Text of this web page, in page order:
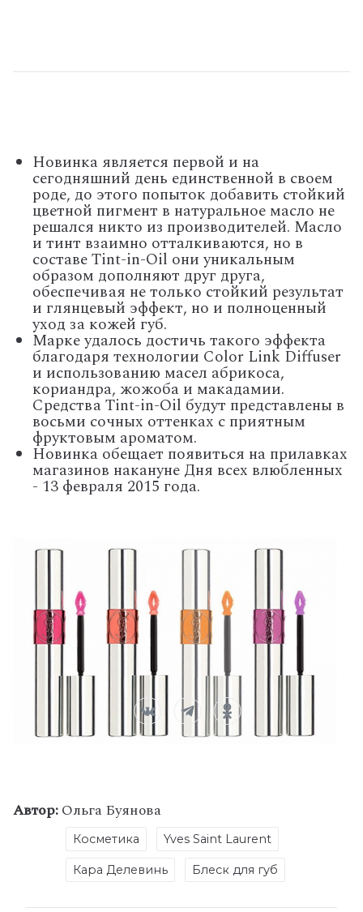
Новинка является первой и на
сегодняшний день единственной в своем
роде, до этого попыток добавить стойкий
цветной пигмент в натуральное масло не
решался никто из производителей. Масло
и тинт взаимно отталкиваются, но в
составе Tint-in-Oil они уникальным
образом дополняют друг друга,
обеспечивая не только стойкий результат
и глянцевый эффект, но и полноценный
уход за кожей губ.
Марке удалось достичь такого эффекта
благодаря технологии Color Link Diffuser
и использованию масел абрикоса,
кориандра, жожоба и макадамии.
Средства Tint-in-Oil будут представлены в
восьми сочных оттенках с приятным
фруктовым ароматом.
Новинка обещает появиться на прилавках
магазинов накануне Дня всех влюбленных
- 13 февраля 2015 года.
Автор:Ольга Буянова
Косметика Yves Saint Laurent
Кара Делевинь Блеск для губ